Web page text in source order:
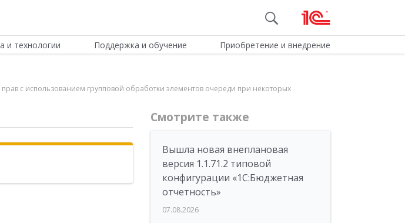
и технологии Поддержка и обучение Приобретение и внедрение
с использованием групповой обработки элементов очереди при некоторых
Смотрите также
Вышла новая внеплановая
версия 1.1.71.2 типовой
конфигурации «1C:Бюджетная
отчетность»
07.08.2026